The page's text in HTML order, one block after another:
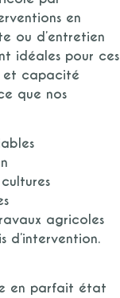
en
ou d’entretien
idéales pour ces
et capacité
que nos
agricoles
d’intervention.
en parfait état